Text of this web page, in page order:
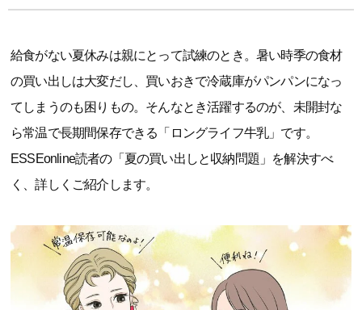
給食がない夏休みは親にとって試練のとき。暑い時季の食材
の買い出しは大変だし、買いおきで冷蔵庫がパンパンになっ
てしまうのも困りもの。そんなとき活躍するのが、未開封な
ら常温で長期間保存できる「ロングライフ牛乳」です。
ESSEonline読者の「夏の買い出しと収納問題」を解決すべ
く、詳しくご紹介します。